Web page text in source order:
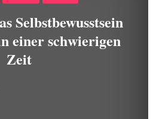
Selbstbewusstsein
einer schwierigen
Zeit